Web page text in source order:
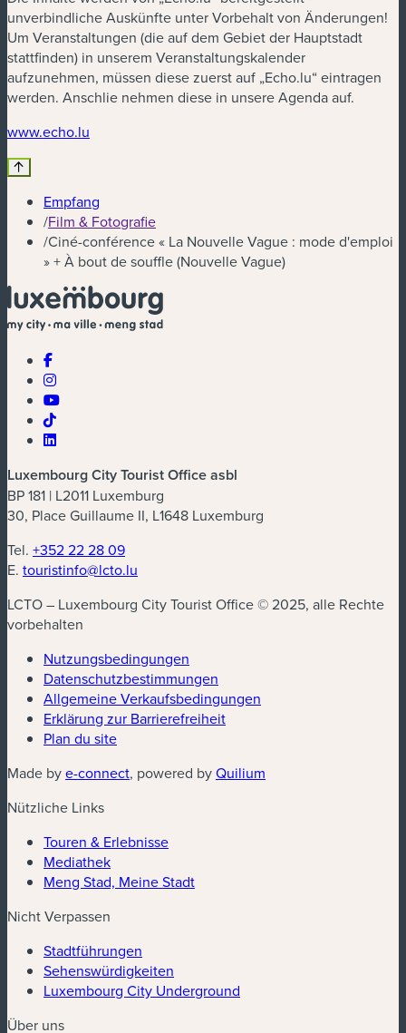
unverbindliche Auskünfte unter Vorbehalt von Änderungen!
Um Veranstaltungen (die auf dem Gebiet der Hauptstadt
stattfinden) in unserem Veranstaltungskalender
aufzunehmen, müssen diese zuerst auf „Echo.lu“ eintragen
werden. Anschlie nehmen diese in unsere Agenda auf.
www.echo.lu
Empfang
/Film & Fotografie
/Ciné-conférence « La Nouvelle Vague : mode d'emploi
» + À bout de souffle (Nouvelle Vague)
Luxembourg City Tourist Office asbl
BP 181 | L2011 Luxemburg
30, Place Guillaume II, L1648 Luxemburg
Tel. +352 22 28 09
E. touristinfo@lcto.lu
LCTO – Luxembourg City Tourist Office © 2025, alle Rechte
vorbehalten
Nutzungsbedingungen
Datenschutzbestimmungen
Allgemeine Verkaufsbedingungen
Erklärung zur Barrierefreiheit
Plan du site
Made bye-connect(neues Fenster)
, powered byQuilium
Nützliche Links
Touren & Erlebnisse
Mediathek
Meng Stad, Meine Stadt
Nicht Verpassen
Stadtführungen
Sehenswürdigkeiten
Luxembourg City Underground
Über uns